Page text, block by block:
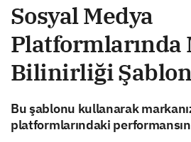
Sosyal Medya
Platformlarında
Bilinirliği
Bu şablonu kullanarak
platformlarındaki